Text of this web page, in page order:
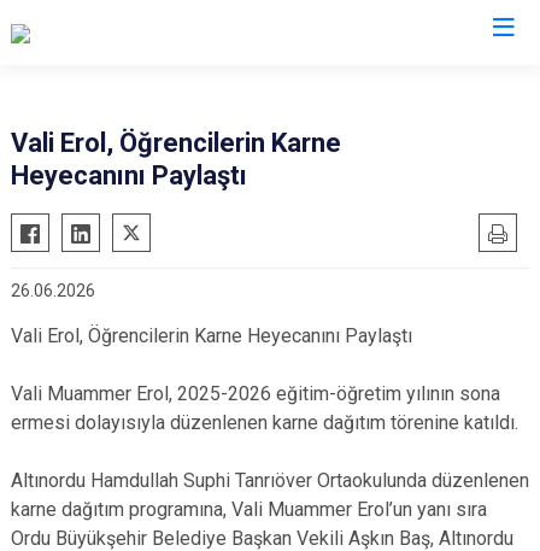
Vali Erol, Öğrencilerin Karne
Heyecanını Paylaştı
26.06.2026
Vali Erol, Öğrencilerin Karne Heyecanını Paylaştı
Vali Muammer Erol, 2025-2026 eğitim-öğretim yılının sona
ermesi dolayısıyla düzenlenen karne dağıtım törenine katıldı.
Altınordu Hamdullah Suphi Tanrıöver Ortaokulunda düzenlenen
karne dağıtım programına, Vali Muammer Erol’un yanı sıra
Ordu Büyükşehir Belediye Başkan Vekili Aşkın Baş, Altınordu